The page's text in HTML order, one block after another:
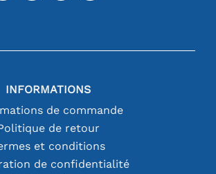
INFORMATIONS
de commande
de retour
et conditions
de confidentialité